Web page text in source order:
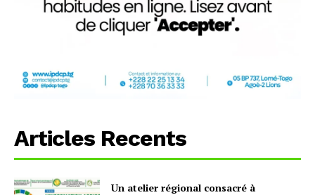
Articles Recents
Un atelier régional consacré à